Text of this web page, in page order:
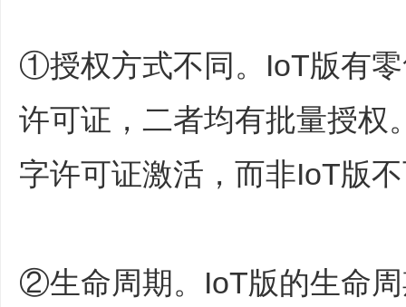
①授权方式不同。IoT版有
许可证，二者均有批量授权
字许可证激活，而非IoT版
②生命周期。IoT版的生命